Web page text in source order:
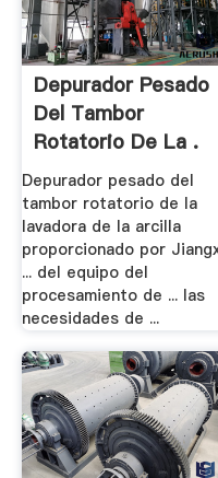
Depurador Pesado
Del Tambor
Rotatorio De La .
Depurador pesado del
tambor rotatorio de la
lavadora de la arcilla
proporcionado por
... del equipo del
procesamiento de ... las
necesidades de ...